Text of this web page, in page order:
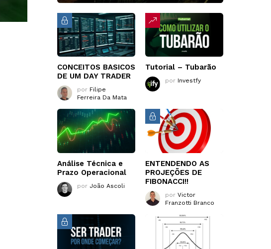
CONCEITOS BASICOS
DE UM DAY TRADER
por Filipe
Ferreira Da Mata
Tutorial – Tubarão
por Investfy
Análise Técnica e
Prazo Operacional
por João Ascoli
ENTENDENDO AS
PROJEÇÕES DE
FIBONACCI!!
por Victor
Franzotti Branco